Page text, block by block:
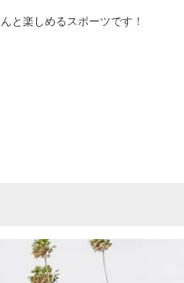
と楽しめるスポーツです！